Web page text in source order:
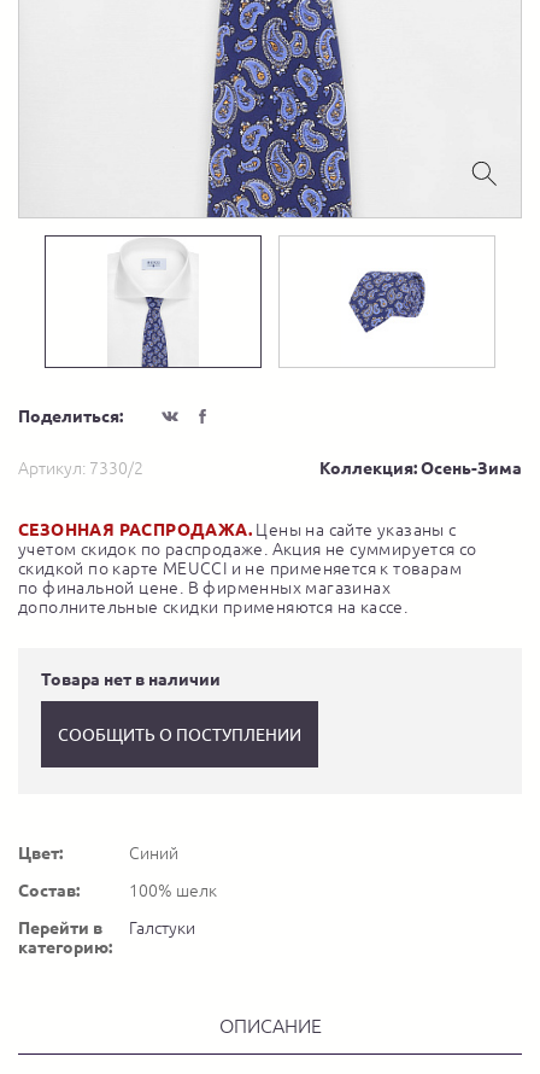
Поделиться:
Артикул: 7330/2 Коллекция: Осень-Зима
СЕЗОННАЯ РАСПРОДАЖА. Цены на сайте указаны с
учетом скидок по распродаже. Акция не суммируется со
скидкой по карте MEUCCI и не применяется к товарам
по финальной цене. В фирменных магазинах
дополнительные скидки применяются на кассе.
Товара нет в наличии
СООБЩИТЬ О ПОСТУПЛЕНИИ
Цвет:
Синий
Состав:
100% шелк
Перейти в
категорию:
Галстуки
ОПИСАНИЕ